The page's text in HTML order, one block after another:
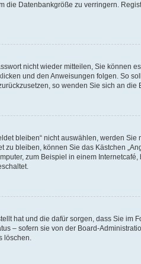
die Datenbankgröße zu verringern.
nicht wieder mitteilen, Sie können
und den Anweisungen folgen. So
so wenden Sie sich an die
bleiben“ nicht auswählen, werden
zu bleiben, können Sie das Kästchen
zum Beispiel in einem
hat und die dafür sorgen, dass Sie im
– sofern sie von der Board-
löschen.